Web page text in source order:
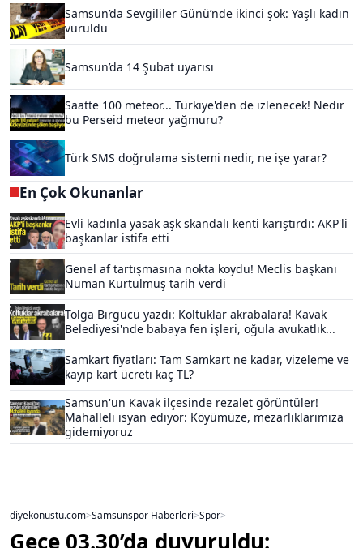
Samsun’da Sevgililer Günü’nde ikinci şok: Yaşlı kadın
vuruldu
Samsun’da 14 Şubat uyarısı
Saatte 100 meteor... Türkiye'den de izlenecek! Nedir
bu Perseid meteor yağmuru?
Türk SMS doğrulama sistemi nedir, ne işe yarar?
En Çok Okunanlar
Evli kadınla yasak aşk skandalı kenti karıştırdı: AKP'li
başkanlar istifa etti
Genel af tartışmasına nokta koydu! Meclis başkanı
Numan Kurtulmuş tarih verdi
Tolga Birgücü yazdı: Koltuklar akrabalara! Kavak
Belediyesi'nde babaya fen işleri, oğula avukatlık...
Samkart fiyatları: Tam Samkart ne kadar, vizeleme ve
kayıp kart ücreti kaç TL?
Samsun'un Kavak ilçesinde rezalet görüntüler!
Mahalleli isyan ediyor: Köyümüze, mezarlıklarımıza
gidemiyoruz
diyekonustu.com>Samsunspor Haberleri>Spor>
Gece 03.30’da duyuruldu: